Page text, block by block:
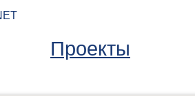
Проекты